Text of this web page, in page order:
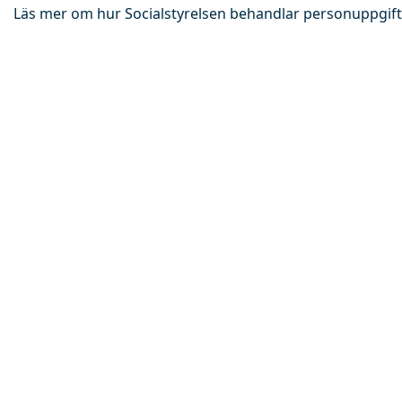
Läs mer om hur Socialstyrelsen behandlar